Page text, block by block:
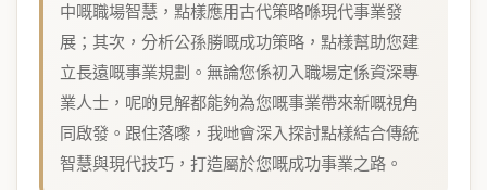
中嘅職場智慧，點樣應用古代策略喺現代事業發
展；其次，分析公孫勝嘅成功策略，點樣幫助您建
立長遠嘅事業規劃。無論您係初入職場定係資深專
業人士，呢啲見解都能夠為您嘅事業帶來新嘅視角
同啟發。跟住落嚟，我哋會深入探討點樣結合傳統
智慧與現代技巧，打造屬於您嘅成功事業之路。